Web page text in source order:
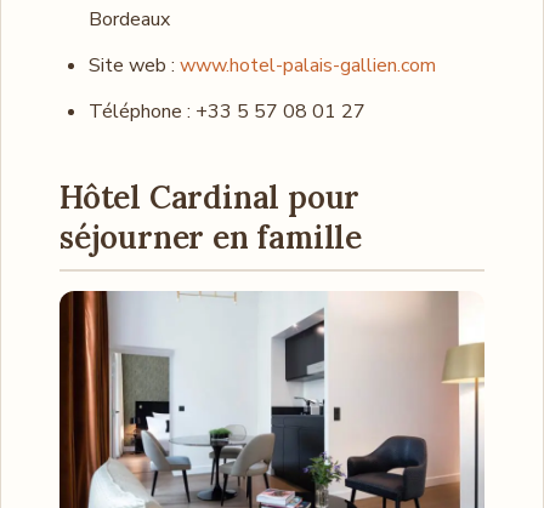
Bordeaux
Site web : www.hotel-palais-gallien.com
Téléphone : +33 5 57 08 01 27
Hôtel Cardinal pour
séjourner en famille